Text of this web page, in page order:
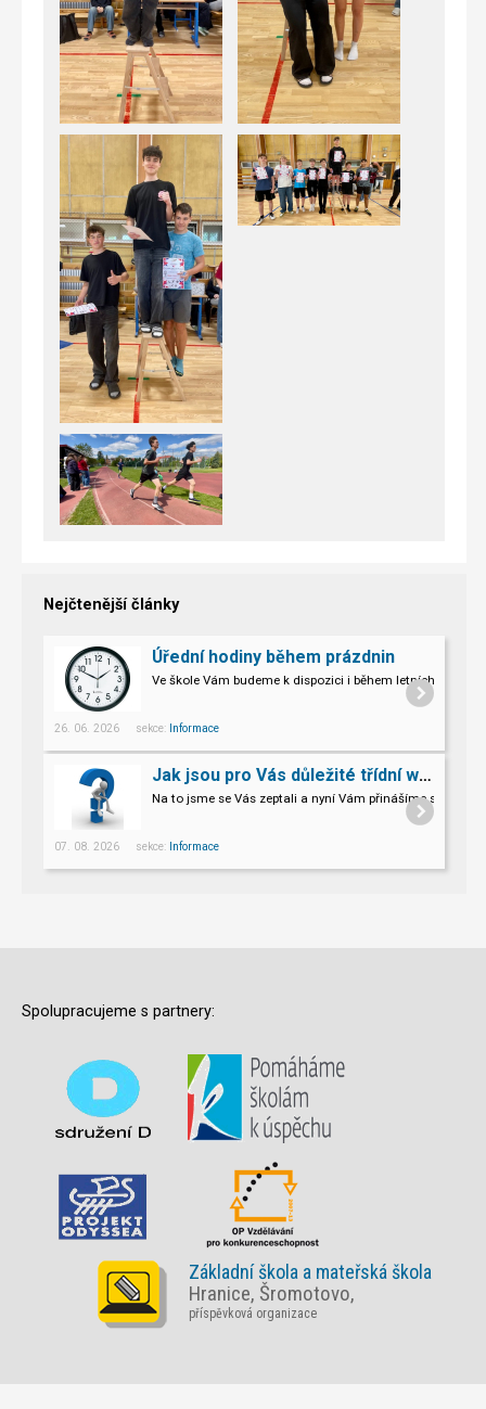
Nejčtenější články
Úřední hodiny během prázdnin
Ve škole Vám budeme k dispozici i během letních
26. 06. 2026 sekce: Informace
Jak jsou pro Vás důležité třídní weby?
Na to jsme se Vás zeptali a nyní Vám přinášíme souhrn
07. 08. 2026 sekce: Informace
Spolupracujeme s partnery:
Základní škola a mateřská škola
Hranice, Šromotovo,
příspěvková organizace